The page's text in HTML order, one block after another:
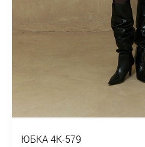
ЮБКА 4К-579